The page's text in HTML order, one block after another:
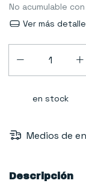
No acumulable
Ver más
en stock
Medios de
Descripción